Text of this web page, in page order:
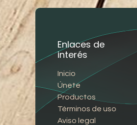
Enlaces de
interés
Inicio
Únete
Productos
Términos de uso
Aviso legal